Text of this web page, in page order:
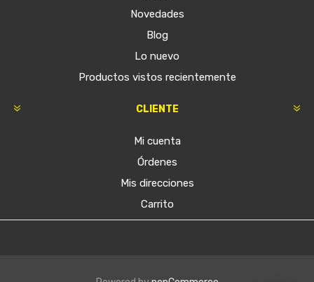
Novedades
Blog
Lo nuevo
Productos vistos recientemente
CLIENTE
Mi cuenta
Órdenes
Mis direcciones
Carrito